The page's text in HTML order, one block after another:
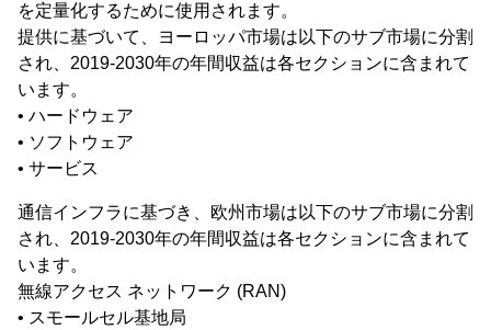
を定量化するために使用されます。
提供に基づいて、ヨーロッパ市場は以下のサブ市場に分割
され、2019-2030年の年間収益は各セクションに含まれて
います。
• ハードウェア
• ソフトウェア
• サービス
通信インフラに基づき、欧州市場は以下のサブ市場に分割
され、2019-2030年の年間収益は各セクションに含まれて
います。
無線アクセス ネットワーク (RAN)
• スモールセル基地局